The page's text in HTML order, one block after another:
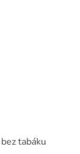
tabáku